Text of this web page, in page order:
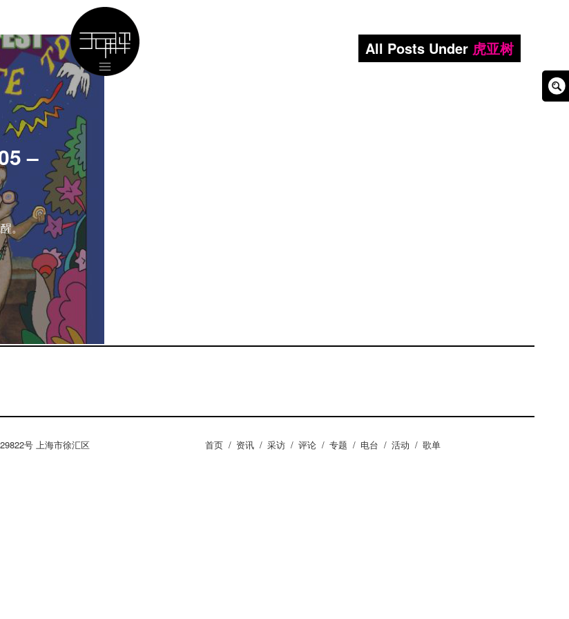
All Posts Under 虎亚树
–
。
号 上海市徐汇区
首页 / 资讯 / 采访 / 评论 / 专题 / 电台 / 活动 / 歌单